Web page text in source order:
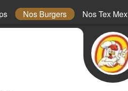
Nos Burgers Nos Tex Mex